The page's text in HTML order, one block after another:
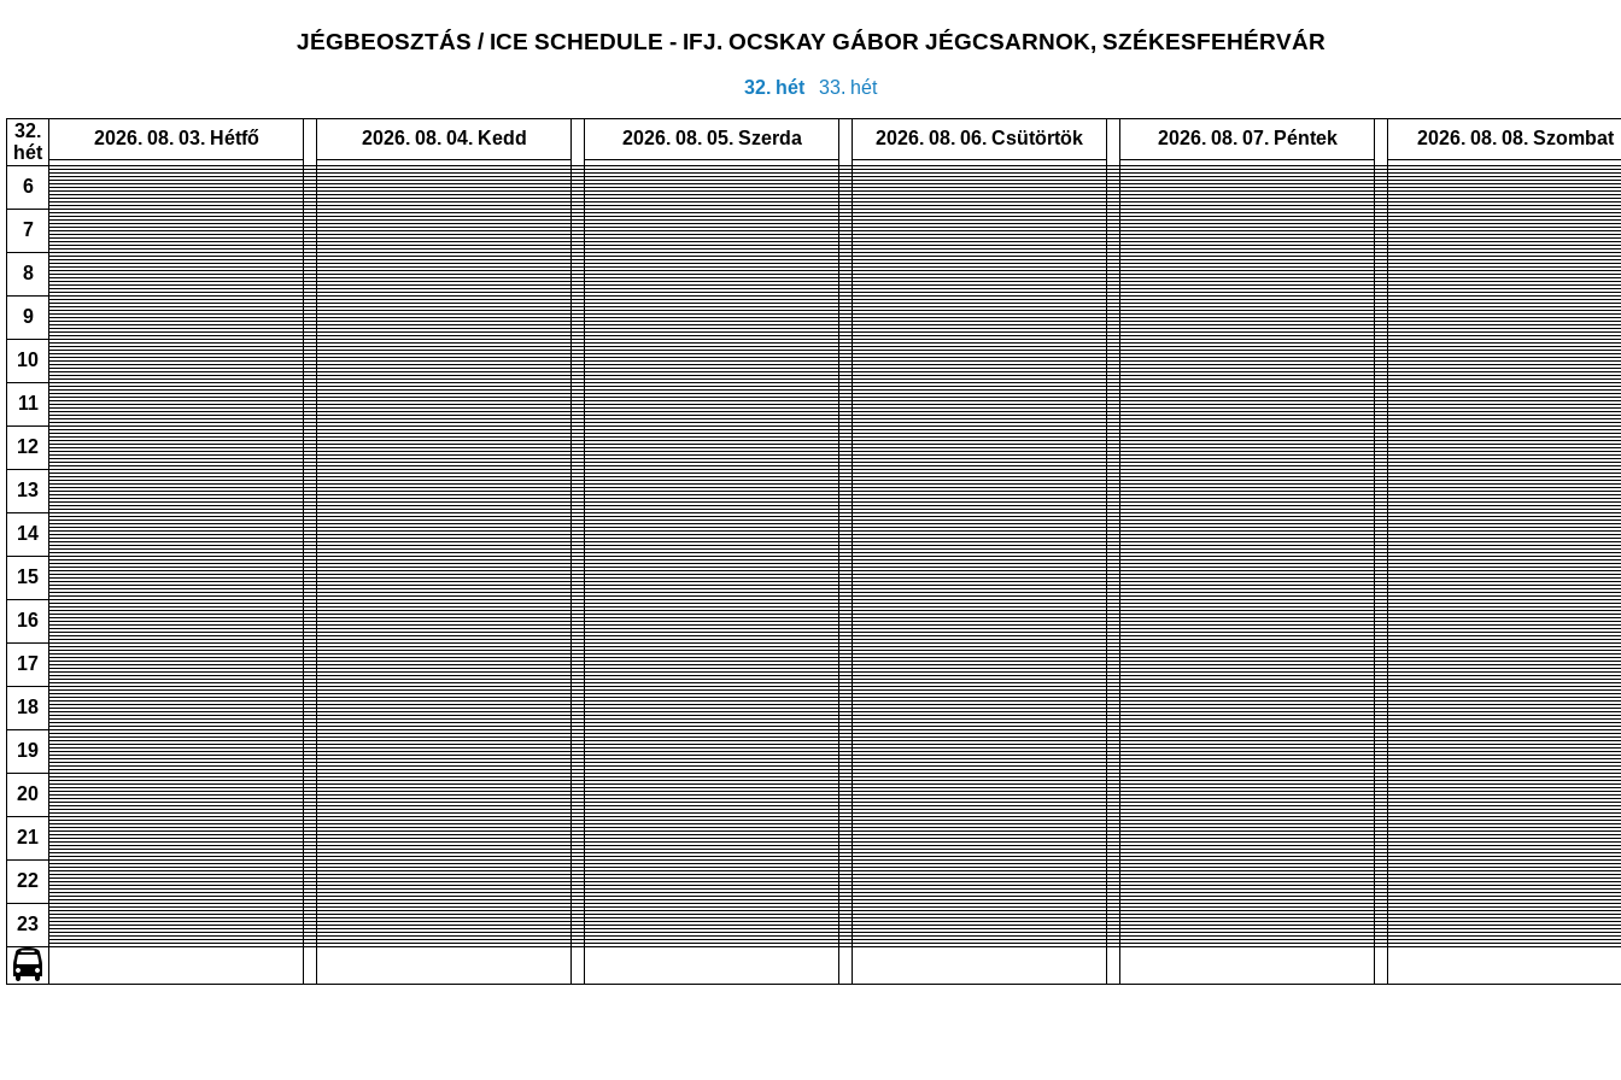
JÉGBEOSZTÁS / ICE SCHEDULE - IFJ. OCSKAY GÁBOR JÉGCSARNOK, SZÉKESFEHÉRVÁR
32. hét 33. hét
32.
hét
2026. 08. 03. Hétfő 2026. 08. 04. Kedd 2026. 08. 05. Szerda 2026. 08. 06. Csütörtök 2026. 08. 07. Péntek 2026. 08. 08. Szombat
6
7
8
9
10
11
12
13
14
15
16
17
18
19
20
21
22
23